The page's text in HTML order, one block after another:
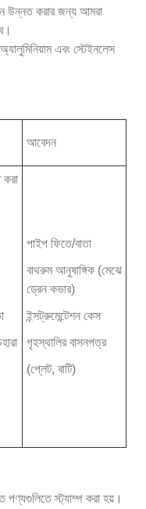
উন্নত করার জন্য আমরা
অ্যালুমিনিয়াম এবং স্টেইনলেস
আবেদন
পাইপ ফিতে/বাতা
বাথরুম আনুষাঙ্গিক (মেঝে
ড্রেন কভার)
ইন্সট্রুমেন্টেশন কেস
গৃহস্থালির বাসনপত্র
(প্লেট, বাটি)
স্ট্যাম্প করা হয়।